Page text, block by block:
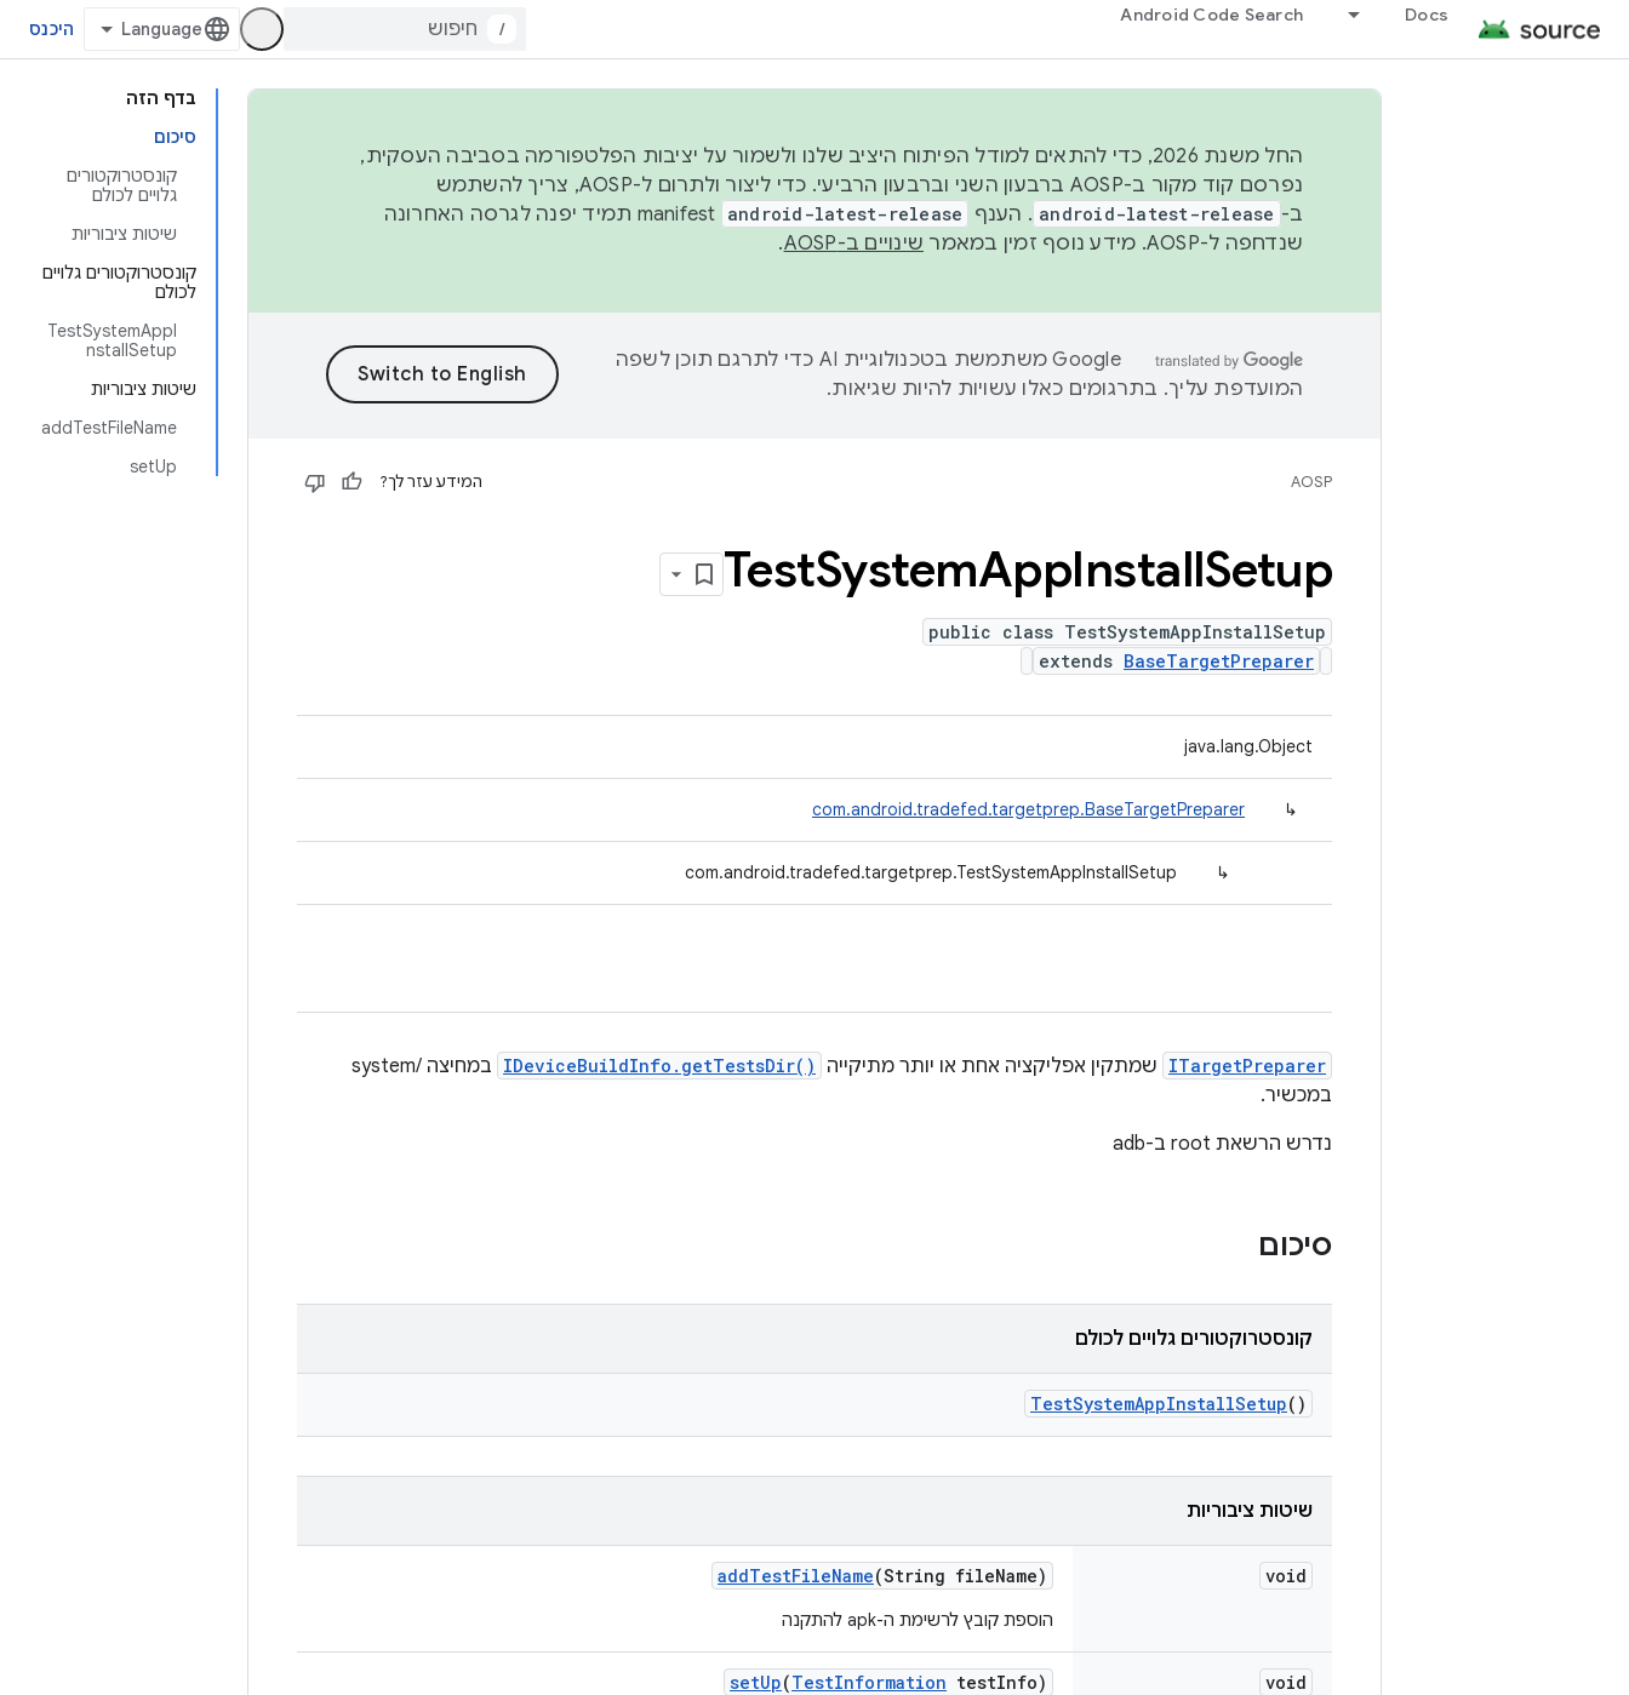
Docs
Android Code Search
/ היכנס
בדף הזה
סיכום
קונסטרוקטורים
גלויים לכולם
שיטות ציבוריות
קונסטרוקטורים גלויים
לכולם
TestSystemAppI
nstallSetup
שיטות ציבוריות
addTestFileName
setUp
החל משנת 2026, כדי להתאים למודל הפיתוח היציב שלנו ולשמור על יציבות הפלטפורמה בסביבה העסקית,
נפרסם קוד מקור ב-AOSP ברבעון השני וברבעון הרביעי. כדי ליצור ולתרום ל-AOSP, צריך להשתמש
ב- android-latest-release . הענף android-latest-release
manifest תמיד יפנה לגרסה האחרונה
שנדחפה ל-AOSP. מידע נוסף זמין במאמר
שינויים ב-AOSP .
‫Google משתמשת בטכנולוגיית AI כדי לתרגם תוכן לשפה
המועדפת עליך. בתרגומים כאלו עשויות להיות שגיאות.
AOSP המידע עזר לך?
TestSystemAppInstallSetup
public class TestSystemAppInstallSetup
extends BaseTargetPreparer
java.lang.Object
↳
com.android.tradefed.targetprep.BaseTargetPreparer
↳
com.android.tradefed.targetprep.TestSystemAppInstallSetup
ITargetPreparer שמתקין אפליקציה אחת או יותר מתיקייה IDeviceBuildInfo.getTestsDir()
במחיצה /system
במכשיר.
נדרש הרשאת root ב-adb
סיכום
קונסטרוקטורים גלויים לכולם
TestSystemAppInstallSetup()
שיטות ציבוריות
void
addTestFileName(String fileName)
הוספת קובץ לרשימת ה-apk להתקנה
void
setUp(TestInformation testInfo)